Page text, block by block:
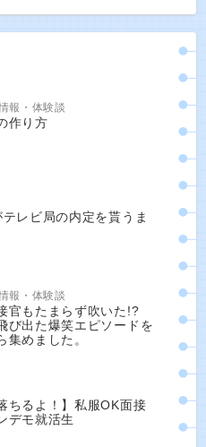
報・体験談
作り方
レビ局の内定を貰うま
報・体験談
官もたまらず吹いた!?
び出た爆笑エピソードを
集めました。
ちるよ！】私服OK面接
デモ就活生